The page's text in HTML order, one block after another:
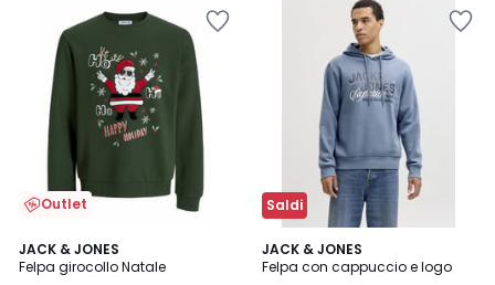
Outlet
JACK & JONES
Felpa girocollo Natale
4
Colori
Saldi
JACK & JONES
Felpa con cappuccio e logo
4
Colori